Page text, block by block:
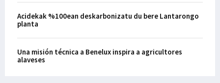
Acidekak %100ean deskarbonizatu du bere Lantarongo
planta
Una misión técnica a Benelux inspira a agricultores
alaveses